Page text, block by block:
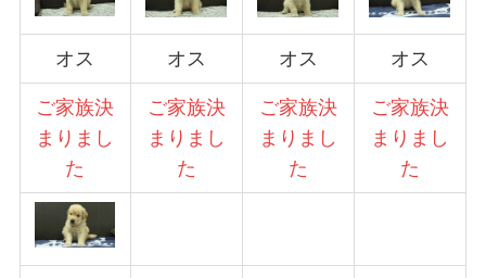
オス オス オス オス
ご家族決
まりまし
た
ご家族決
まりまし
た
ご家族決
まりまし
た
ご家族決
まりまし
た